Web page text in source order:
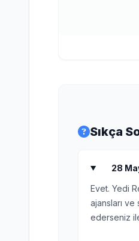
Sıkça
28
Evet. Yedi
ajansları
ederseniz